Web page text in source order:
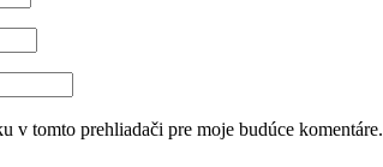
v tomto prehliadači pre moje budúce komentáre.